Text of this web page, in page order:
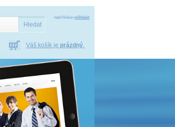
Váš košík je prázdný.
nepřihlášen přihlásit